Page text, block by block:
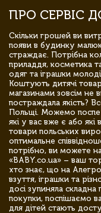
ПРО СЕРВІС
Скільки грошей ви
появи в будинку
страждає. Потрібна
приладдя, косметика
одяг та іграшки
Коштують дитячі
магазинами зовсім не
постраждала якість?
Польщі. Можемо
які у вас вже є або
товари польських
оптимальне
потрібно, ви можете
«BABY.co.ua» – ваш
хто знає, що на
взуття, іграшки та
досі зупиняла
покупки, поспішаємо
для дітей стають